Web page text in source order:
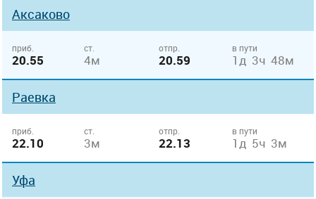
Аксаково
приб.
20.55
ст.
4м
отпр.
20.59
в пути
1д 3ч 48м
Раевка
приб.
22.10
ст.
3м
отпр.
22.13
в пути
1д 5ч 3м
Уфа